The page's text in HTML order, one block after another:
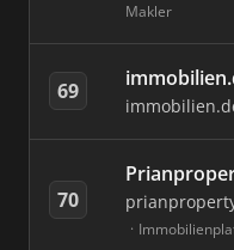
Makler
69
70